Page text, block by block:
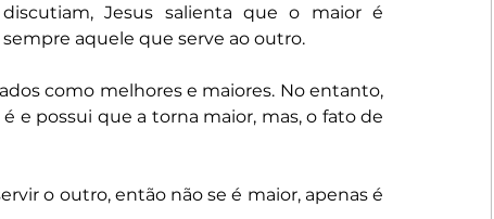
discutiam, Jesus salienta que o maior é
sempre aquele que serve ao outro.
como melhores e maiores. No entanto,
e possui que a torna maior, mas, o fato de
o outro, então não se é maior, apenas é